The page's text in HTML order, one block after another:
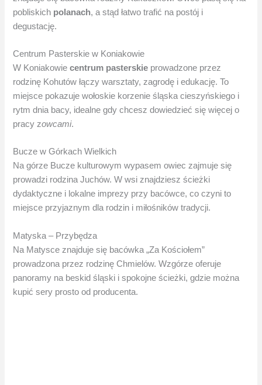
pobliskich polanach, a stąd łatwo trafić na postój i
degustację.
Centrum Pasterskie w Koniakowie
W Koniakowiecentrum pasterskie prowadzone przez
rodzinę Kohutów łączy warsztaty, zagrodę i edukację. To
miejsce pokazuje wołoskie korzenie śląska cieszyńskiego i
rytm dnia bacy, idealne gdy chcesz dowiedzieć się więcej o
pracy zowcami.
Bucze w Górkach Wielkich
Na górze Bucze kulturowym wypasem owiec zajmuje się
prowadzi rodzina Juchów. W wsi znajdziesz ścieżki
dydaktyczne i lokalne imprezy przy bacówce, co czyni to
miejsce przyjaznym dla rodzin i miłośników tradycji.
Matyska – Przybędza
Na Matysce znajduje się bacówka „Za Kościołem”
prowadzona przez rodzinę Chmielów. Wzgórze oferuje
panoramy na beskid śląski i spokojne ścieżki, gdzie można
kupić sery prosto od producenta.